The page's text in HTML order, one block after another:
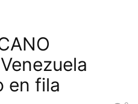
en fila